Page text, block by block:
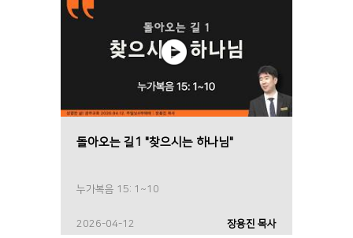
돌아오는 길1 "찾으시는 하나님"
누가복음 15: 1~10
2026-04-12 장용진 목사